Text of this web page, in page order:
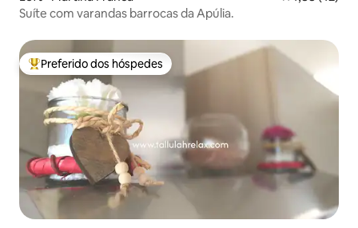
Suíte com varandas barrocas da Apúlia.
Entre os melhores preferidos dos hóspedes
Preferido dos hóspedes